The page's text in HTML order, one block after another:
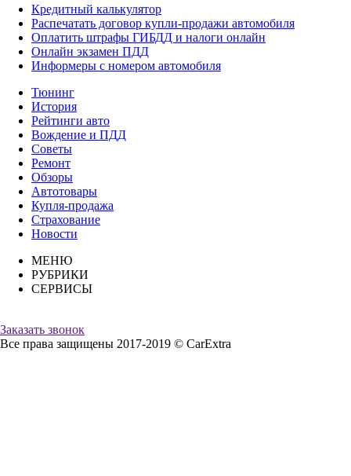
Кредитный калькулятор
Распечатать договор купли-продажи автомобиля
Оплатить штрафы ГИБДД и налоги онлайн
Онлайн экзамен ПДД
Информеры с номером автомобиля
Тюнинг
История
Рейтинги авто
Вождение и ПДД
Советы
Ремонт
Обзоры
Автотовары
Купля-продажа
Страхование
Новости
МЕНЮ
РУБРИКИ
СЕРВИСЫ
Заказать звонок
Все права защищены 2017-2019 © CarExtra